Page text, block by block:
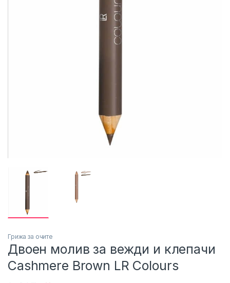
Грижа за очите
Двоен молив за вежди и клепачи
Cashmere Brown LR Colours